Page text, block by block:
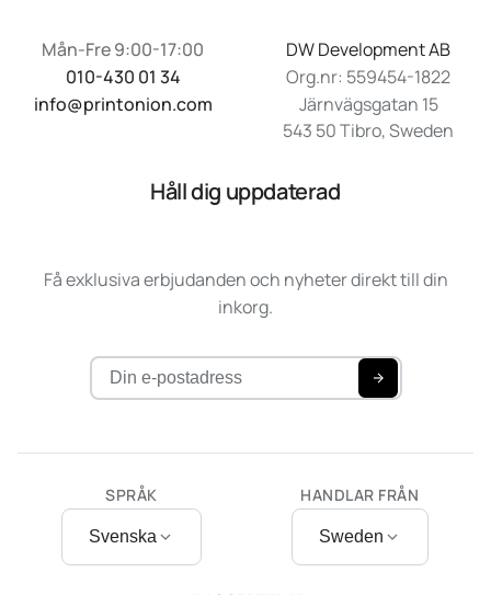
Mån-Fre 9:00-17:00
010-430 01 34
info@printonion.com
DW Development AB
Org.nr: 559454-1822
Järnvägsgatan 15
543 50 Tibro, Sweden
Håll dig uppdaterad
Få exklusiva erbjudanden och nyheter direkt till din
inkorg.
SPRÅK
Svenska
HANDLAR FRÅN
Sweden